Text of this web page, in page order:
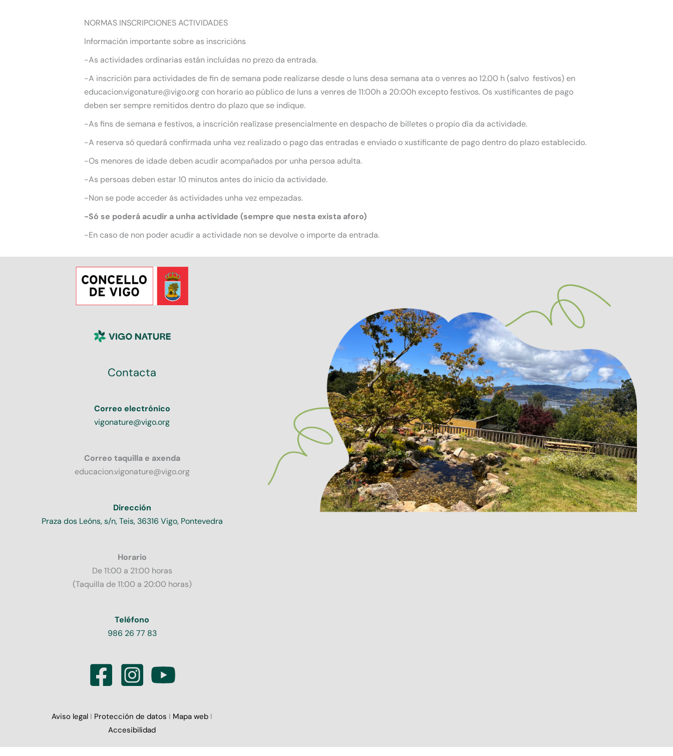
NORMAS INSCRIPCIONES ACTIVIDADES
Información importante sobre as inscricións
-As actividades ordinarias están incluídas no prezo da entrada.
-A inscrición para actividades de fin de semana pode realizarse desde o luns desa semana ata o venres ao 12.00 h (salvo festivos) en
educacion.vigonature@vigo.org con horario ao público de luns a venres de 11:00h a 20:00h excepto festivos. Os xustificantes de pago
deben ser sempre remitidos dentro do plazo que se indique.
-As fins de semana e festivos, a inscrición realízase presencialmente en despacho de billetes o propio día da actividade.
-A reserva só quedará confirmada unha vez realizado o pago das entradas e enviado o xustificante de pago dentro do plazo establecido.
-Os menores de idade deben acudir acompañados por unha persoa adulta.
-As persoas deben estar 10 minutos antes do inicio da actividade.
-Non se pode acceder ás actividades unha vez empezadas.
-Só se poderá acudir a unha actividade (sempre que nesta exista aforo)
-En caso de non poder acudir a actividade non se devolve o importe da entrada.
Contacta
Correo electrónico
vigonature@vigo.org
Correo taquilla e axenda
educacion.vigonature@vigo.org
Dirección
Praza dos Leóns, s/n, Teis, 36316 Vigo, Pontevedra
Horario
De 11:00 a 21:00 horas
(Taquilla de 11:00 a 20:00 horas)
Teléfono
986 26 77 83
Aviso legal I Protección de datos I Mapa web I
Accesibilidad